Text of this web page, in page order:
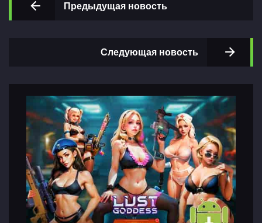
Контакты
Предыдущая новость
Следующая новость